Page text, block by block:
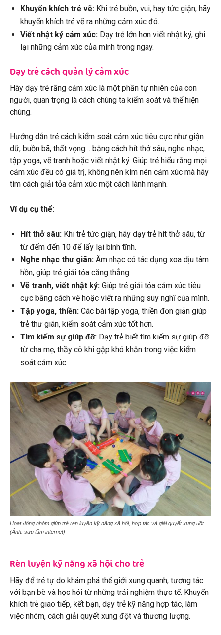
Khuyến khích trẻ vẽ: Khi trẻ buồn, vui, hay tức giận, hãy
khuyến khích trẻ vẽ ra những cảm xúc đó.
Viết nhật ký cảm xúc: Dạy trẻ lớn hơn viết nhật ký, ghi
lại những cảm xúc của mình trong ngày.
Dạy trẻ cách quản lý cảm xúc
Hãy dạy trẻ rằng cảm xúc là một phần tự nhiên của con
người, quan trọng là cách chúng ta kiểm soát và thể hiện
chúng.
Hướng dẫn trẻ cách kiểm soát cảm xúc tiêu cực như giận
dữ, buồn bã, thất vọng… bằng cách hít thở sâu, nghe nhạc,
tập yoga, vẽ tranh hoặc viết nhật ký. Giúp trẻ hiểu rằng mọi
cảm xúc đều có giá trị, không nên kìm nén cảm xúc mà hãy
tìm cách giải tỏa cảm xúc một cách lành mạnh.
Ví dụ cụ thể:
Hít thở sâu: Khi trẻ tức giận, hãy dạy trẻ hít thở sâu, từ
từ đếm đến 10 để lấy lại bình tĩnh.
Nghe nhạc thư giãn: Âm nhạc có tác dụng xoa dịu tâm
hồn, giúp trẻ giải tỏa căng thẳng.
Vẽ tranh, viết nhật ký: Giúp trẻ giải tỏa cảm xúc tiêu
cực bằng cách vẽ hoặc viết ra những suy nghĩ của mình.
Tập yoga, thiền: Các bài tập yoga, thiền đơn giản giúp
trẻ thư giãn, kiểm soát cảm xúc tốt hơn.
Tìm kiếm sự giúp đỡ: Dạy trẻ biết tìm kiếm sự giúp đỡ
từ cha mẹ, thầy cô khi gặp khó khăn trong việc kiểm
soát cảm xúc.
Hoạt động nhóm giúp trẻ rèn luyện kỹ năng xã hội, hợp tác và giải quyết xung đột
(Ảnh: sưu tầm internet)
Rèn luyện kỹ năng xã hội cho trẻ
Hãy để trẻ tự do khám phá thế giới xung quanh, tương tác
với bạn bè và học hỏi từ những trải nghiệm thực tế. Khuyến
khích trẻ giao tiếp, kết bạn, dạy trẻ kỹ năng hợp tác, làm
việc nhóm, cách giải quyết xung đột và thương lượng.